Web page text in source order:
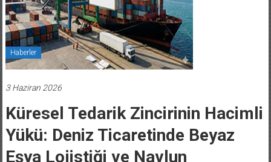
Haberler
3 Haziran 2026
Küresel Tedarik Zincirinin Hacimli
Yükü: Deniz Ticaretinde Beyaz
Eşya Lojistiği ve Navlun